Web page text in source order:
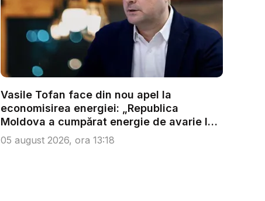
Vasile Tofan face din nou apel la
economisirea energiei: „Republica
Moldova a cumpărat energie de avarie la
...
05 august 2026, ora 13:18